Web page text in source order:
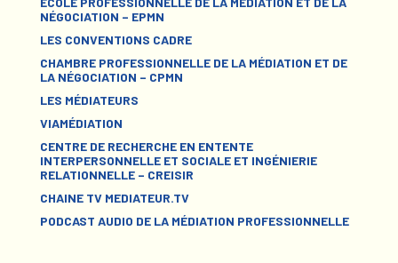
NÉGOCIATION – EPMN
LES CONVENTIONS CADRE
CHAMBRE PROFESSIONNELLE DE LA MÉDIATION ET DE
LA NÉGOCIATION – CPMN
LES MÉDIATEURS
VIAMÉDIATION
CENTRE DE RECHERCHE EN ENTENTE
INTERPERSONNELLE ET SOCIALE ET INGÉNIERIE
RELATIONNELLE – CREISIR
CHAINE TV MEDIATEUR.TV
PODCAST AUDIO DE LA MÉDIATION PROFESSIONNELLE